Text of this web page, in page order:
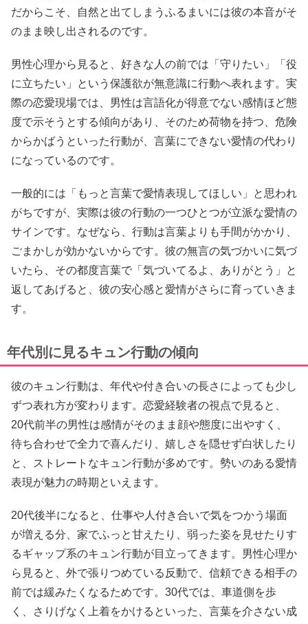
だからこそ、自然と出てしまうふるまいには彼の本音がそ
のまま映し出されるのです。
男性心理から見ると、好きな人の前では「守りたい」「役
に立ちたい」という保護欲が無意識に行動へ表れます。実
際の恋愛現場では、男性は言語化が得意でない感情ほど態
度で示そうとする傾向があり、そのため荷物を持つ、危険
からかばうといった行動が、言葉にできない愛情の代わり
になっているのです。
一般的には「もっと言葉で愛情表現してほしい」と思われ
がちですが、実際は彼の行動の一つひとつが立派な愛情の
サインです。なぜなら、行動は言葉よりも手間がかかり、
ごまかしが効かないからです。彼の無言の気づかいに気づ
いたら、その都度言葉で「気づいてるよ、ありがとう」と
返してあげると、彼の安心感と愛情がさらに育っていきま
す。
年代別に見るキュン行動の傾向
彼のキュン行動は、年代や付き合いの長さによっても少し
ずつ表れ方が変わります。恋愛経験者の視点で見ると、
20代前半の男性は感情がそのまま顔や態度に出やすく、
待ち合わせで全力で喜んだり、嬉しさを隠せず白状したり
と、ストレートなキュン行動が多めです。勢いのある愛情
表現が魅力の時期といえます。
20代後半になると、仕事や人付き合いで気をつかう場面
が増える分、家でふっと甘えたり、弱った姿を見せたりす
るギャップ系のキュン行動が目立ってきます。男性心理か
ら見ると、外で張りつめている反動で、信頼できる相手の
前では緩みたくなるためです。30代では、車道側を歩
く、さりげなく上着をかけるといった、言葉を介さない成